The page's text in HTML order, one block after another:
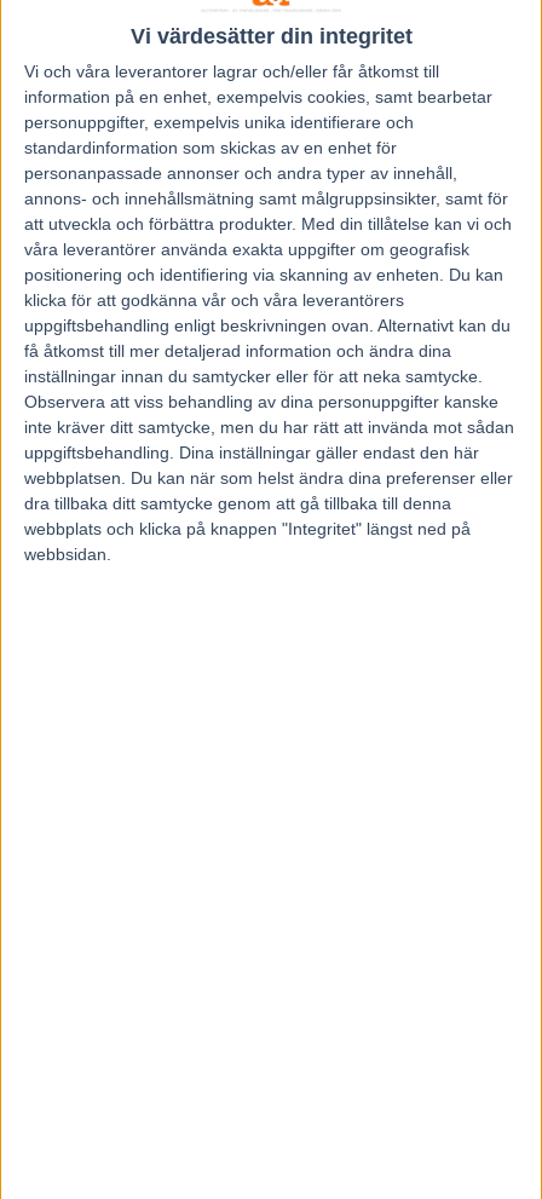
Vi värdesätter din integritet
Vi och våra leverantorer lagrar och/eller får åtkomst till
information på en enhet, exempelvis cookies, samt bearbetar
personuppgifter, exempelvis unika identifierare och
standardinformation som skickas av en enhet för
personanpassade annonser och andra typer av innehåll,
annons- och innehållsmätning samt målgruppsinsikter, samt för
att utveckla och förbättra produkter. Med din tillåtelse kan vi och
våra leverantörer använda exakta uppgifter om geografisk
positionering och identifiering via skanning av enheten. Du kan
klicka för att godkänna vår och våra leverantörers
uppgiftsbehandling enligt beskrivningen ovan. Alternativt kan du
få åtkomst till mer detaljerad information och ändra dina
inställningar innan du samtycker eller för att neka samtycke.
Observera att viss behandling av dina personuppgifter kanske
inte kräver ditt samtycke, men du har rätt att invända mot sådan
uppgiftsbehandling. Dina inställningar gäller endast den här
webbplatsen. Du kan när som helst ändra dina preferenser eller
dra tillbaka ditt samtycke genom att gå tillbaka till denna
webbplats och klicka på knappen "Integritet" längst ned på
webbsidan.
plocka bort Kalmacrebas utan utser honom till omgångens
DD-skräll istället så får vi se hur de går. I första DD hoppas
ja Takter lyckas hålla opp ledningen före Lillkolgjini i
starten å vinner antingen det loppet eller det som kommer
efter. Vinner han bägge så e ja stenrökt :).
1 4-BUICK BRODDE
2
2-3-11
1 1-9
2
8-MR HOT SHOT
HAPPY LUCKY GREVAR Å BARONER Å ÖVRIGA